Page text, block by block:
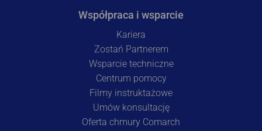
Współpraca i wsparcie
Kariera
Zostań Partnerem
Wsparcie techniczne
Centrum pomocy
Filmy instruktażowe
Umów konsultację
Oferta chmury Comarch